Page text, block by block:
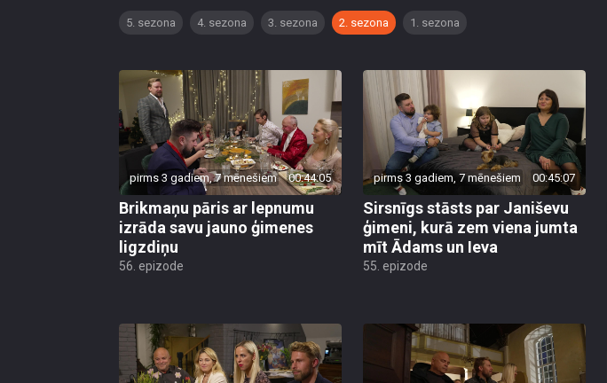
5. sezona 4. sezona 3. sezona 2. sezona 1. sezona
pirms 3 gadiem, 7 mēnešiem 00:44:05
Brikmaņu pāris ar lepnumu
izrāda savu jauno ģimenes
ligzdiņu
56. epizode
pirms 3 gadiem, 7 mēnešiem 00:45:07
Sirsnīgs stāsts par Janiševu
ģimeni, kurā zem viena jumta
mīt Ādams un Ieva
55. epizode